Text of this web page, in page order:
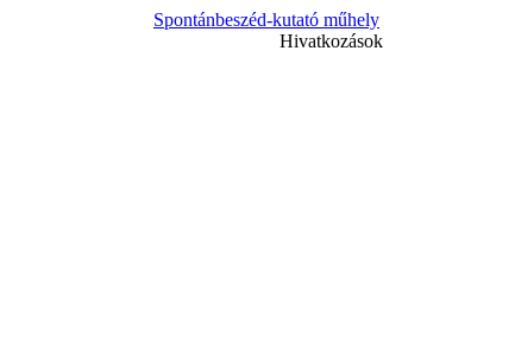
Spontánbeszéd-kutató műhely
Hivatkozások